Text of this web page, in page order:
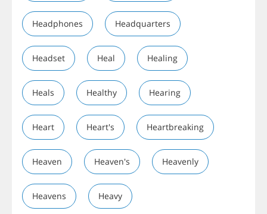
Headphones Headquarters
Headset Heal Healing
Heals Healthy Hearing
Heart Heart's Heartbreaking
Heaven Heaven's Heavenly
Heavens Heavy